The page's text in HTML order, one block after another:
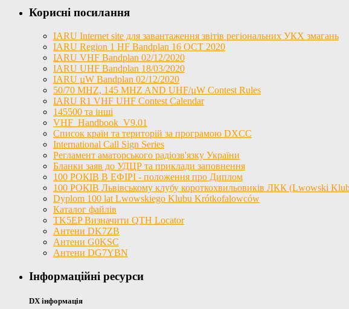
Корисні посилання
IARU Internet site для завантаження звітів регіональних УКХ змагань
IARU Region 1 HF Bandplan 16 OCT 2020
IARU VHF Bandplan 02/12/2020
IARU UHF Bandplan 18/03/2020
IARU µW Bandplan 02/12/2020
50/70 MHZ, 145 MHZ AND UHF/µW Contest Rules
IARU R1 VHF UHF Contest Calendar
145500 та інші
VHF_Handbook_V9.01
Список країн та територій за програмою DXCC
International Call Sign Series
Регламент аматорського радіозв'язку України
Бланки заяв до УДЦР та приклади заповнення
100 РОКІВ В ЕФІРІ - положення про Диплом
100 РОКІВ Львівському клубу короткохвильовиків ЛКК (Lwowski
Dyplom 100 lat Lwowskiego Klubu Krótkofalowców
Каталог файлів
TK5EP Визначити QTH Locator
Антени DK7ZB
Антени G0KSC
Антени DG7YBN
Інформаційні ресурси
DX інформація